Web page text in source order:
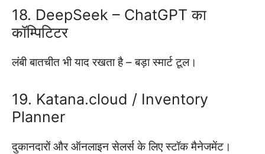
18. DeepSeek – ChatGPT का
कॉम्पिटिटर
लंबी बातचीत भी याद रखता है – बड़ा स्मार्ट टूल।
19. Katana.cloud / Inventory
Planner
दुकानदारों और ऑनलाइन सेलर्स के लिए स्टॉक मैनेजमेंट।